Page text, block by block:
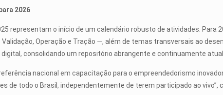
2026
representam o início de um calendário robusto de atividades.
Operação e Tração —, além de temas transversais ao
consolidando um repositório abrangente e continuamente
nacional em capacitação para o empreendedorismo
de todo o Brasil, independentemente de terem participado ao vivo”,